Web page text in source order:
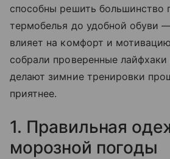
способны решить большинство
термобелья до удобной обуви
влияет на комфорт и
собрали проверенные
делают зимние тренировки
приятнее.
1. Правильная
морозной погоды